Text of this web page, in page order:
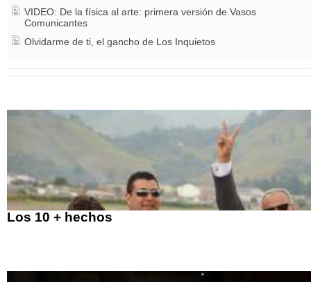
VIDEO: De la física al arte: primera versión de Vasos
Comunicantes
Olvidarme de ti, el gancho de Los Inquietos
Los 10 + hechos